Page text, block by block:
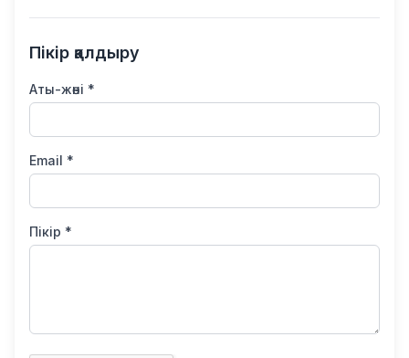
Пікір қалдыру
Аты-жөні *
Email *
Пікір *